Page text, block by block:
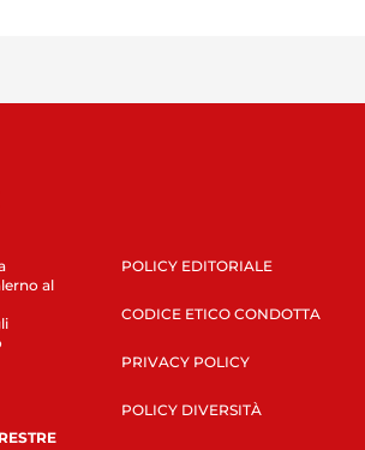
al
POLICY EDITORIALE
CODICE ETICO CONDOTTA
PRIVACY POLICY
POLICY DIVERSITÀ